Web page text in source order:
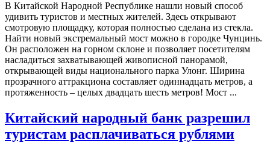
В Китайской Народной Республике нашли новый способ
удивить туристов и местных жителей. Здесь открывают
смотровую площадку, которая полностью сделана из стекла.
Найти новый экстремальный мост можно в городке Чунцинь.
Он расположен на горном склоне и позволяет посетителям
насладиться захватывающей живописной панорамой,
открывающей виды национального парка Улонг. Ширина
прозрачного аттракциона составляет одиннадцать метров, а
протяженность – целых двадцать шесть метров! Мост ...
Китайский народный банк разрешил
туристам расплачиваться рублями